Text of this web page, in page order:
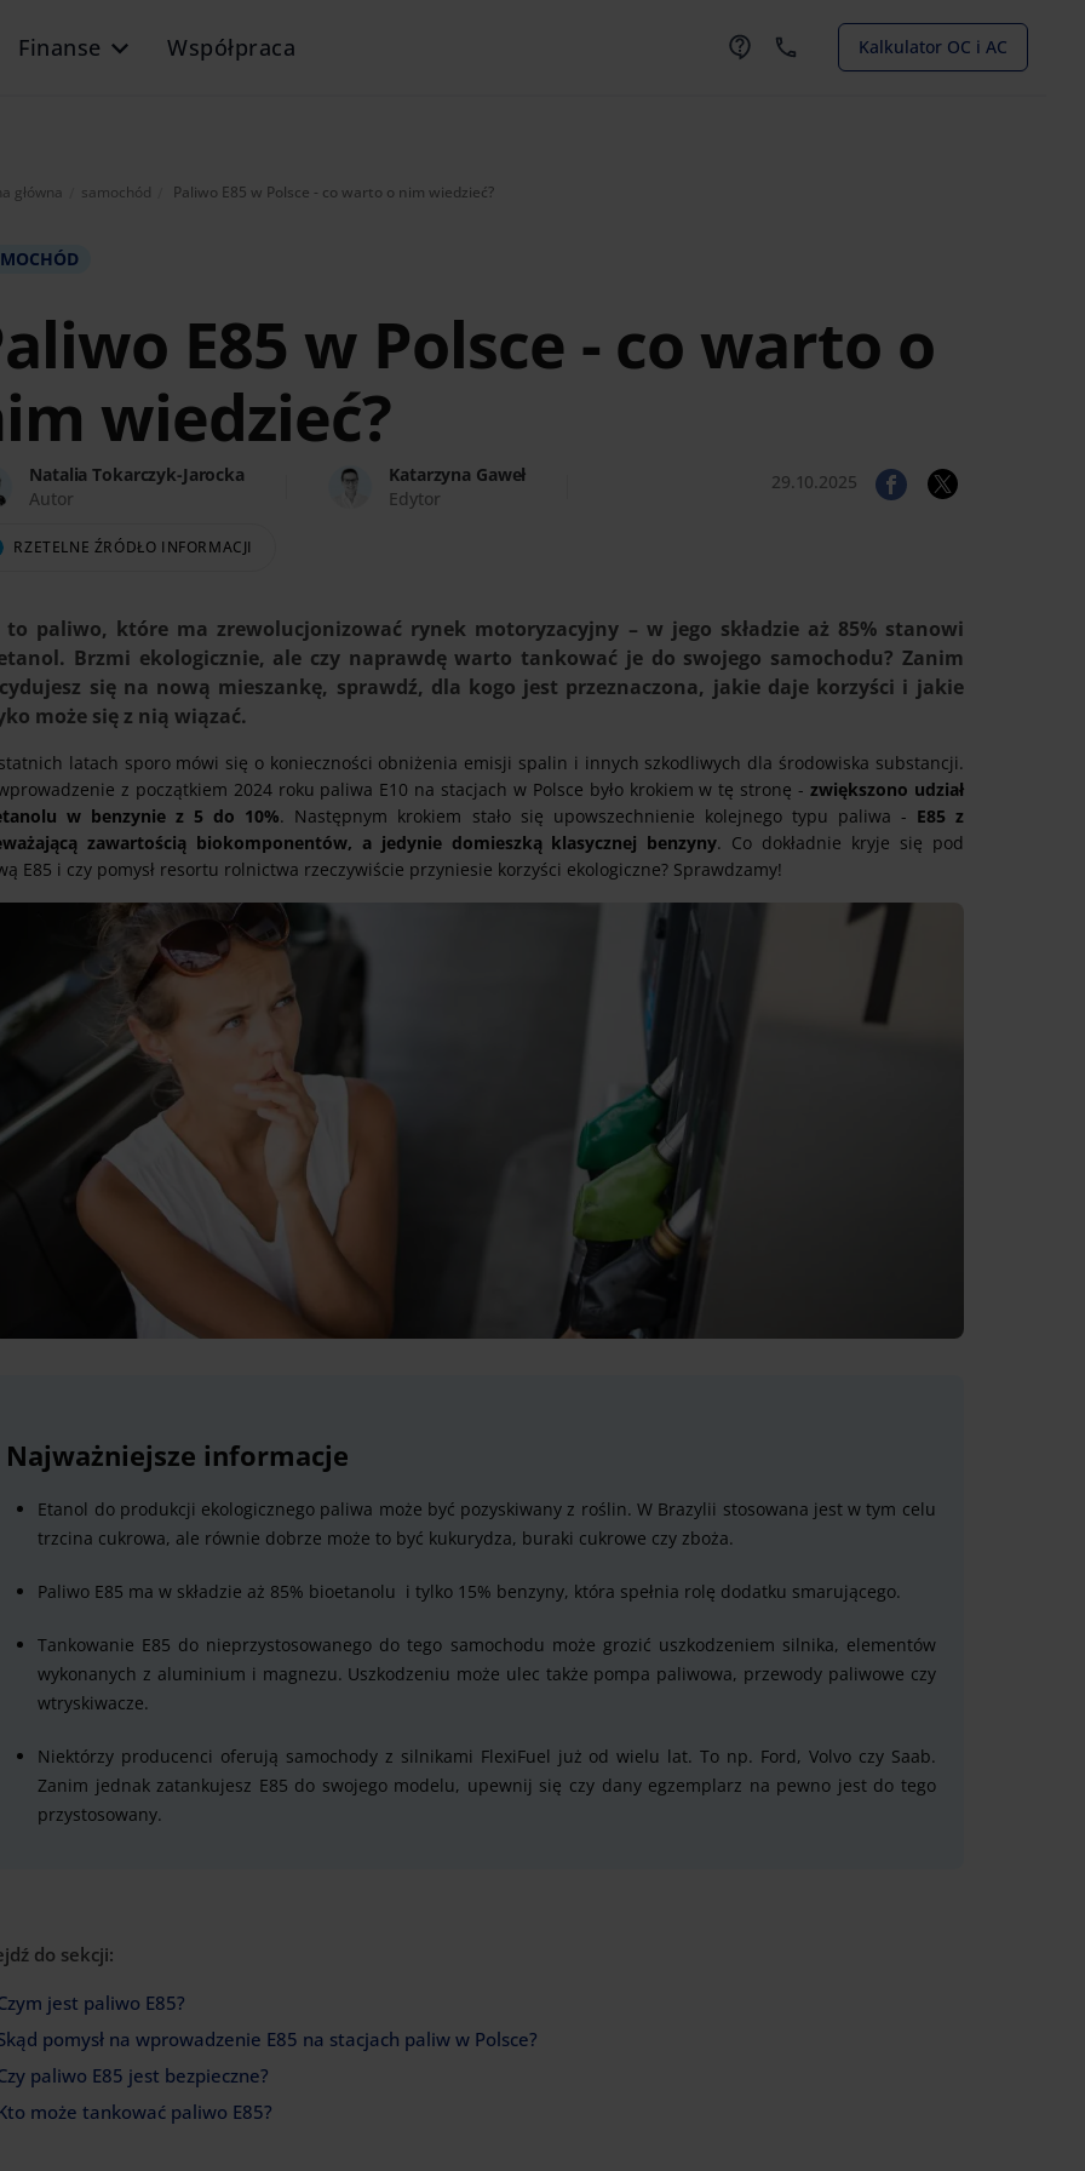
Finanse Współpraca Kalkulator OC i AC
główna samochód Aktualnie:
Paliwo E85 w Polsce - co warto o nim wiedzieć?
E85 w Polsce - co warto o
wiedzieć?
Natalia Tokarczyk-Jarocka
Autor
Katarzyna Gaweł
Edytor
RZETELNE ŹRÓDŁO INFORMACJI
29.10.2025
to paliwo, które ma zrewolucjonizować rynek motoryzacyjny – w jego składzie aż 85% stanowi
Brzmi ekologicznie, ale czy naprawdę warto tankować je do swojego samochodu? Zanim
się na nową mieszankę, sprawdź, dla kogo jest przeznaczona, jakie daje korzyści i jakie
może się z nią wiązać.
latach sporo mówi się o konieczności obniżenia emisji spalin i innych szkodliwych dla środowiska substancji.
z początkiem 2024 roku paliwa E10 na stacjach w Polsce było krokiem w tę stronę - zwiększono udział
w benzynie z 5 do 10%. Następnym krokiem stało się upowszechnienie kolejnego typu paliwa - E85 z
zawartością biokomponentów, a jedynie domieszką klasycznej benzyny. Co dokładnie kryje się pod
E85 i czy pomysł resortu rolnictwa rzeczywiście przyniesie korzyści ekologiczne? Sprawdzamy!
Najważniejsze informacje
Etanol do produkcji ekologicznego paliwa może być pozyskiwany z roślin. W Brazylii stosowana jest w tym celu
trzcina cukrowa, ale równie dobrze może to być kukurydza, buraki cukrowe czy zboża.
Paliwo E85 ma w składzie aż 85% bioetanolu i tylko 15% benzyny, która spełnia rolę dodatku smarującego.
Tankowanie E85 do nieprzystosowanego do tego samochodu może grozić uszkodzeniem silnika, elementów
wykonanych z aluminium i magnezu. Uszkodzeniu może ulec także pompa paliwowa, przewody paliwowe czy
wtryskiwacze.
Niektórzy producenci oferują samochody z silnikami FlexiFuel już od wielu lat. To np. Ford, Volvo czy Saab.
Zanim jednak zatankujesz E85 do swojego modelu, upewnij się czy dany egzemplarz na pewno jest do tego
przystosowany.
do sekcji:
jest paliwo E85?
pomysł na wprowadzenie E85 na stacjach paliw w Polsce?
paliwo E85 jest bezpieczne?
może tankować paliwo E85?